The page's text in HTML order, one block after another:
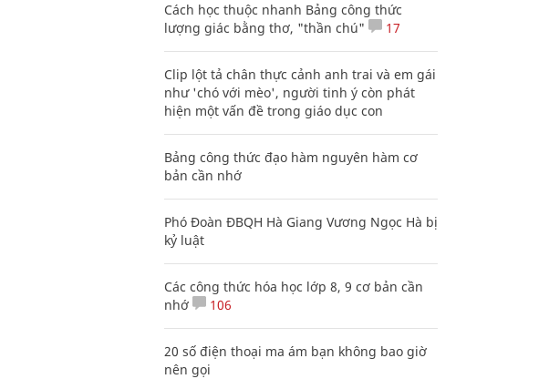
Cách học thuộc nhanh Bảng công thức
lượng giác bằng thơ, "thần chú"
17
Clip lột tả chân thực cảnh anh trai và em gái
như 'chó với mèo', người tinh ý còn phát
hiện một vấn đề trong giáo dục con
Bảng công thức đạo hàm nguyên hàm cơ
bản cần nhớ
Phó Đoàn ĐBQH Hà Giang Vương Ngọc Hà bị
kỷ luật
Các công thức hóa học lớp 8, 9 cơ bản cần
nhớ
106
20 số điện thoại ma ám bạn không bao giờ
nên gọi